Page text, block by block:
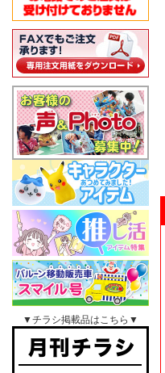
▼チラシ掲載品はこちら▼